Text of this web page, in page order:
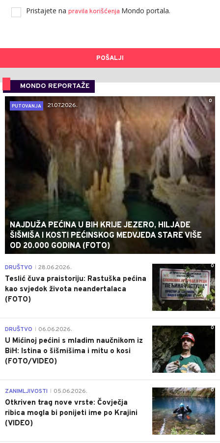
Pristajete na pravila korišćenja Mondo portala.
POŠALJI
MONDO REPORTAŽE
0
PUTOVANJA
21.07.2026.
NAJDUŽA PEĆINA U BIH KRIJE JEZERO, HILJADE
ŠIŠMIŠA I KOSTI PEĆINSKOG MEDVJEDA STARE VIŠE
OD 20.000 GODINA (FOTO)
0
DRUŠTVO 28.06.2026.
Teslić čuva praistoriju: Rastuška pećina
kao svjedok života neandertalaca
(FOTO)
0
DRUŠTVO 06.06.2026.
U Mićinoj pećini s mladim naučnikom iz
BiH: Istina o šišmišima i mitu o kosi
(FOTO/VIDEO)
0
ZANIMLJIVOSTI 05.06.2026.
Otkriven trag nove vrste: Čovječja
ribica mogla bi ponijeti ime po Krajini
(VIDEO)